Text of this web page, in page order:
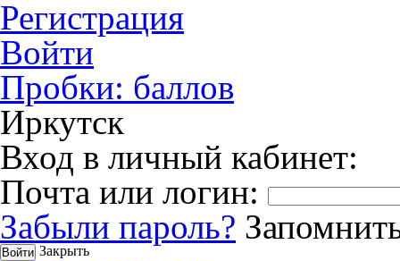
Регистрация
Войти
Пробки: баллов
Иркутск
Вход в личный кабинет:
Почта или логин:
Забыли пароль?
Закрыть